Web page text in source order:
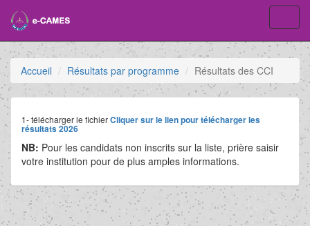
Accueil Résultats par programme Résultats des CCI
1- télécharger le fichierCliquer sur le lien pour télécharger les
résultats 2026
NB: Pour les candidats non inscrits sur la liste, prière saisir
votre institution pour de plus amples informations.